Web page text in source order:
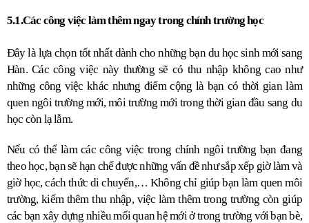
5.1.Các công việc làm thêm ngay trong chính trường học
Đây là lựa chọn tốt nhất dành cho những bạn du học sinh mới sang
Hàn. Các công việc này thường sẽ có thu nhập không cao như
những công việc khác nhưng điểm cộng là bạn có thời gian làm
quen ngôi trường mới, môi trường mới trong thời gian đầu sang du
học còn lạ lẫm.
Nếu có thể làm các công việc trong chính ngôi trường bạn đang
theo học, bạn sẽ hạn chế được những vấn đề như sắp xếp giờ làm và
giờ học, cách thức di chuyển,… Không chỉ giúp bạn làm quen môi
trường, kiếm thêm thu nhập, việc làm thêm trong trường còn giúp
các bạn xây dựng nhiều mối quan hệ mới ở trong trường với bạn bè,